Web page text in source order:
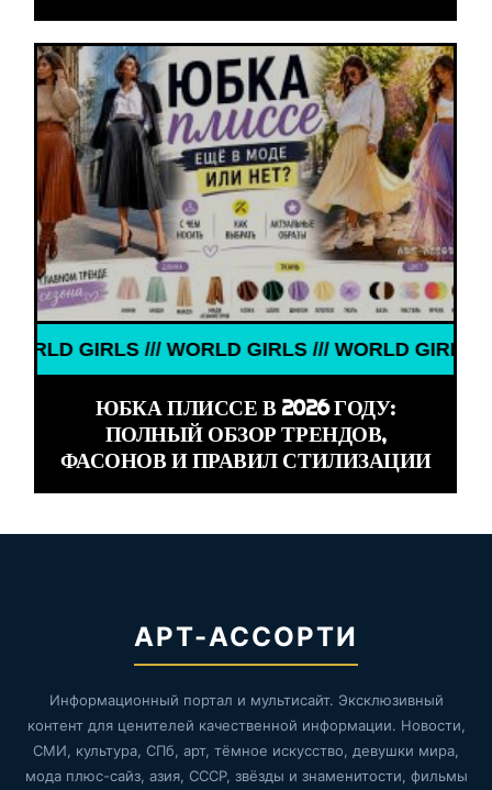
GIRLS /// WORLD GIRLS ///
ЮБКА ПЛИССЕ В 2026 ГОДУ:
ПОЛНЫЙ ОБЗОР ТРЕНДОВ,
ФАСОНОВ И ПРАВИЛ СТИЛИЗАЦИИ
АРТ-АССОРТИ
Информационный портал и мультисайт. Эксклюзивный
контент для ценителей качественной информации. Новости,
СМИ, культура, СПб, арт, тёмное искусство, девушки мира,
мода плюс-сайз, азия, СССР, звёзды и знаменитости, фильмы